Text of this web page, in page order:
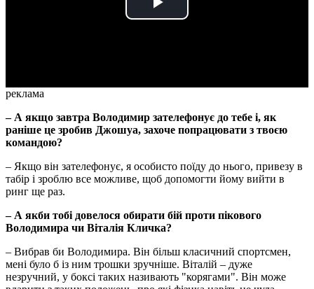
Play
реклама
– А якщо завтра Володимир зателефонує до тебе і, як
раніше це зробив Джошуа, захоче попрацювати з твоєю
командою?
– Якщо він зателефонує, я особисто поїду до нього, привезу в
табір і зроблю все можливе, щоб допомогти йому вийти в
ринг ще раз.
– А якби тобі довелося обирати бій проти пікового
Володимира чи Віталія Кличка?
– Вибрав би Володимира. Він більш класичний спортсмен,
мені було б із ним трошки зручніше. Віталій – дуже
незручний, у боксі таких називають "корягами". Він може